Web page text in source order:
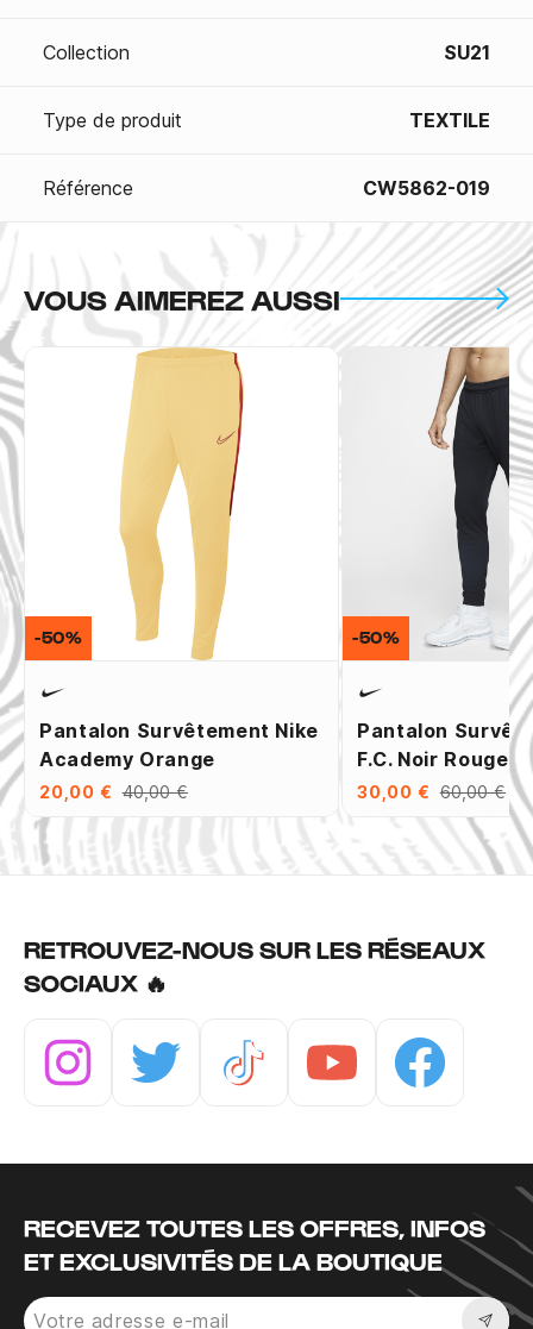
Collection SU21
Type de produit TEXTILE
Référence CW5862-019
VOUS AIMEREZ AUSSI
Pantalon Survêtement Nike
Academy Orange
20,00 € 40,00 €
-50%
Pantalon
F.C. Noir Rouge
30,00 € 60,00 €
-50%
RETROUVEZ-NOUS SUR LES RÉSEAUX
SOCIAUX 🔥
RECEVEZ TOUTES LES OFFRES, INFOS
ET EXCLUSIVITÉS DE LA BOUTIQUE